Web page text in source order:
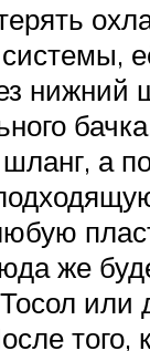
нижний
а
же
или
того,